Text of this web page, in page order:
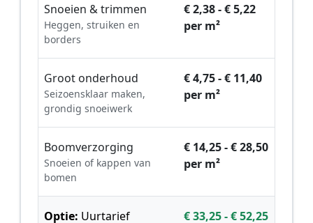
Snoeien & trimmen
Heggen, struiken en
borders
€ 2,38 - € 5,22
per m²
Groot onderhoud
Seizoensklaar maken,
grondig snoeiwerk
€ 4,75 - € 11,40
per m²
Boomverzorging
Snoeien of kappen van
bomen
€ 14,25 - € 28,50
per m²
Optie: Uurtarief
€ 33,25 - € 52,25